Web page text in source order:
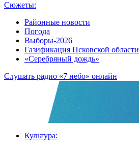
Сюжеты:
Районные новости
Погода
Выборы-2026
Газификация Псковской области
«Серебряный дождь»
Слушать радио «7 небо» онлайн
Культура: